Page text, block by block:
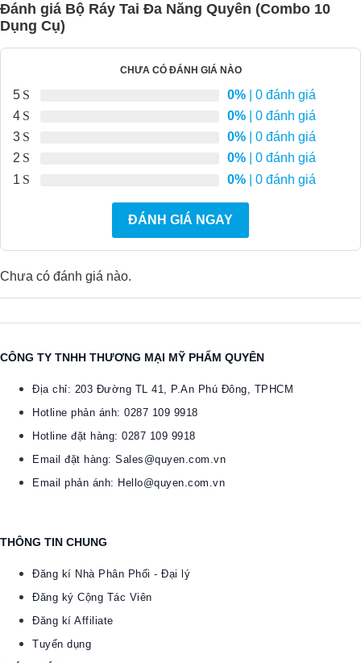
Đánh giá Bộ Ráy Tai Đa Năng Quyên (Combo 10
Dụng Cụ)
CHƯA CÓ ĐÁNH GIÁ NÀO
5 0% | 0 đánh giá
4
0% | 0 đánh giá
3
0% | 0 đánh giá
2
0% | 0 đánh giá
1
0% | 0 đánh giá
ĐÁNH GIÁ NGAY
Chưa có đánh giá nào.
CÔNG TY TNHH THƯƠNG MẠI MỸ PHẨM QUYÊN
Địa chỉ: 203 Đường TL 41, P.An Phú Đông, TPHCM
Hotline phản ánh: 0287 109 9918
Hotline đặt hàng: 0287 109 9918​
Email đặt hàng: Sales@quyen.com.vn
Email phản ánh: Hello@quyen.com.vn
THÔNG TIN CHUNG
Đăng kí Nhà Phân Phối - Đại lý
Đăng ký Cộng Tác Viên
Đăng kí Affiliate
Tuyển dụng